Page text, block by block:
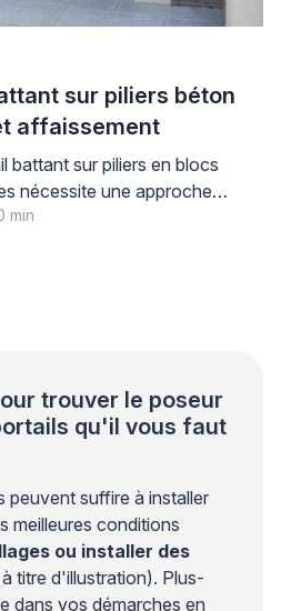
sur piliers béton
affaissement
battant sur piliers en blocs
nécessite une approche
contraintes mécaniques
min
trouver le poseur
qu'il vous faut
peuvent suffire à installer
meilleures conditions
ou installer des
, à titre d'illustration). Plus-
dans vos démarches en